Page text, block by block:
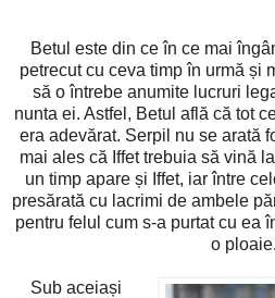
Betul este din ce în ce mai
petrecut cu ceva timp în urmă și
să o întrebe anumite lucruri
nunta ei. Astfel, Betul află că tot
era adevărat. Serpil nu se arată
mai ales că Iffet trebuia să vină
un timp apare și Iffet, iar între
presărată cu lacrimi de ambele
pentru felul cum s-a purtat cu ea
o ploaie.
Sub aceiași